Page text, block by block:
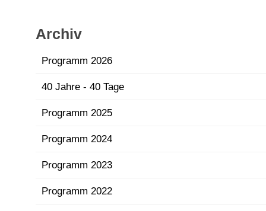
Archiv
Programm 2026
40 Jahre - 40 Tage
Programm 2025
Programm 2024
Programm 2023
Programm 2022